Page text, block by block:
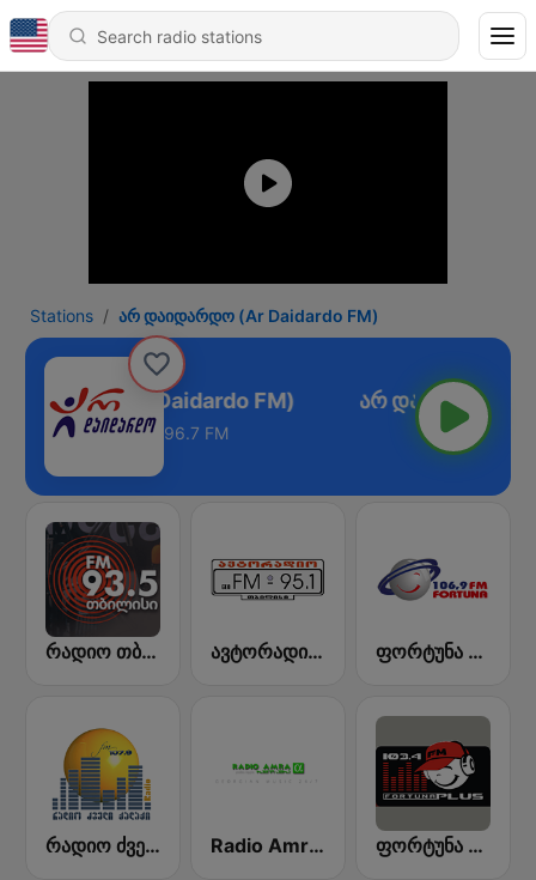
Stations არ დაიდარდო (Ar Daidardo FM)
(Ar Daidardo FM)
96.7 FM
რადიო თბილისი (Radio Tbilisi) ავტორადიო (AutoRadio) ფორტუნა (Fortuna FM)
რადიო ძველი ქალაქი (Radio Dzveli Kalaki) Radio Amra International ფორტუნა (Fortuna Plus)